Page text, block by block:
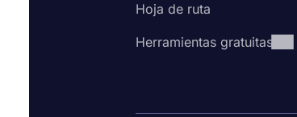
Hoja de ruta
Herramientas gratuitas